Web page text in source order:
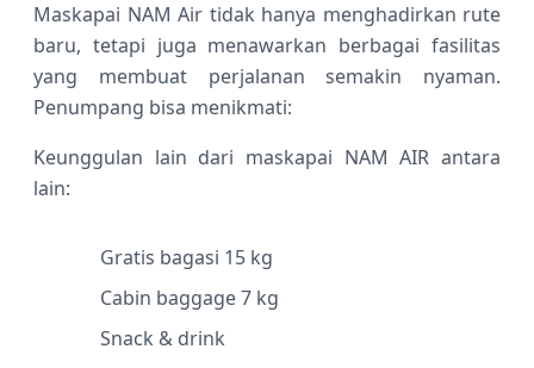
Maskapai NAM Air tidak hanya menghadirkan rute
baru, tetapi juga menawarkan berbagai fasilitas
yang membuat perjalanan semakin nyaman.
Penumpang bisa menikmati:
Keunggulan lain dari maskapai NAM AIR antara
lain:
Gratis bagasi 15 kg
Cabin baggage 7 kg
Snack & drink